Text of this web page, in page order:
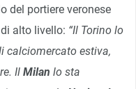
del portiere veronese
alto livello: “Il Torino lo
calciomercato estiva,
Il Milan lo sta